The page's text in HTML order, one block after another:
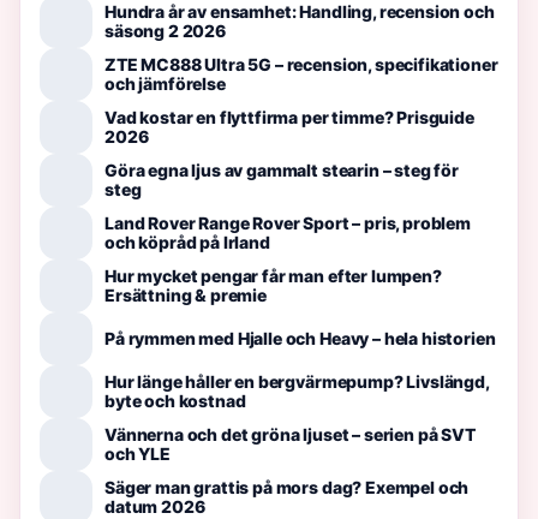
Hundra år av ensamhet: Handling, recension och
säsong 2 2026
ZTE MC888 Ultra 5G – recension, specifikationer
och jämförelse
Vad kostar en flyttfirma per timme? Prisguide
2026
Göra egna ljus av gammalt stearin – steg för
steg
Land Rover Range Rover Sport – pris, problem
och köpråd på Irland
Hur mycket pengar får man efter lumpen?
Ersättning & premie
På rymmen med Hjalle och Heavy – hela historien
Hur länge håller en bergvärmepump? Livslängd,
byte och kostnad
Vännerna och det gröna ljuset – serien på SVT
och YLE
Säger man grattis på mors dag? Exempel och
datum 2026